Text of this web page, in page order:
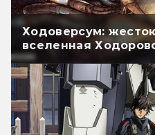
Ходоверсум:
вселенная